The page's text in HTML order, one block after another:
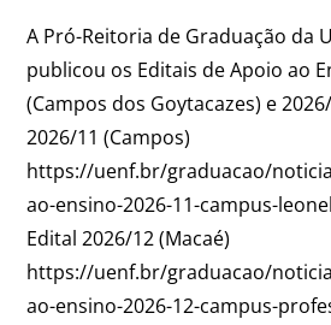
A Pró-Reitoria de Graduação da
publicou os Editais de Apoio ao
(Campos dos Goytacazes) e
2026/11 (Campos)
https://uenf.br/graduacao/
ao-ensino-2026-11-campus-
Edital 2026/12 (Macaé)
https://uenf.br/graduacao/
ao-ensino-2026-12-campus-